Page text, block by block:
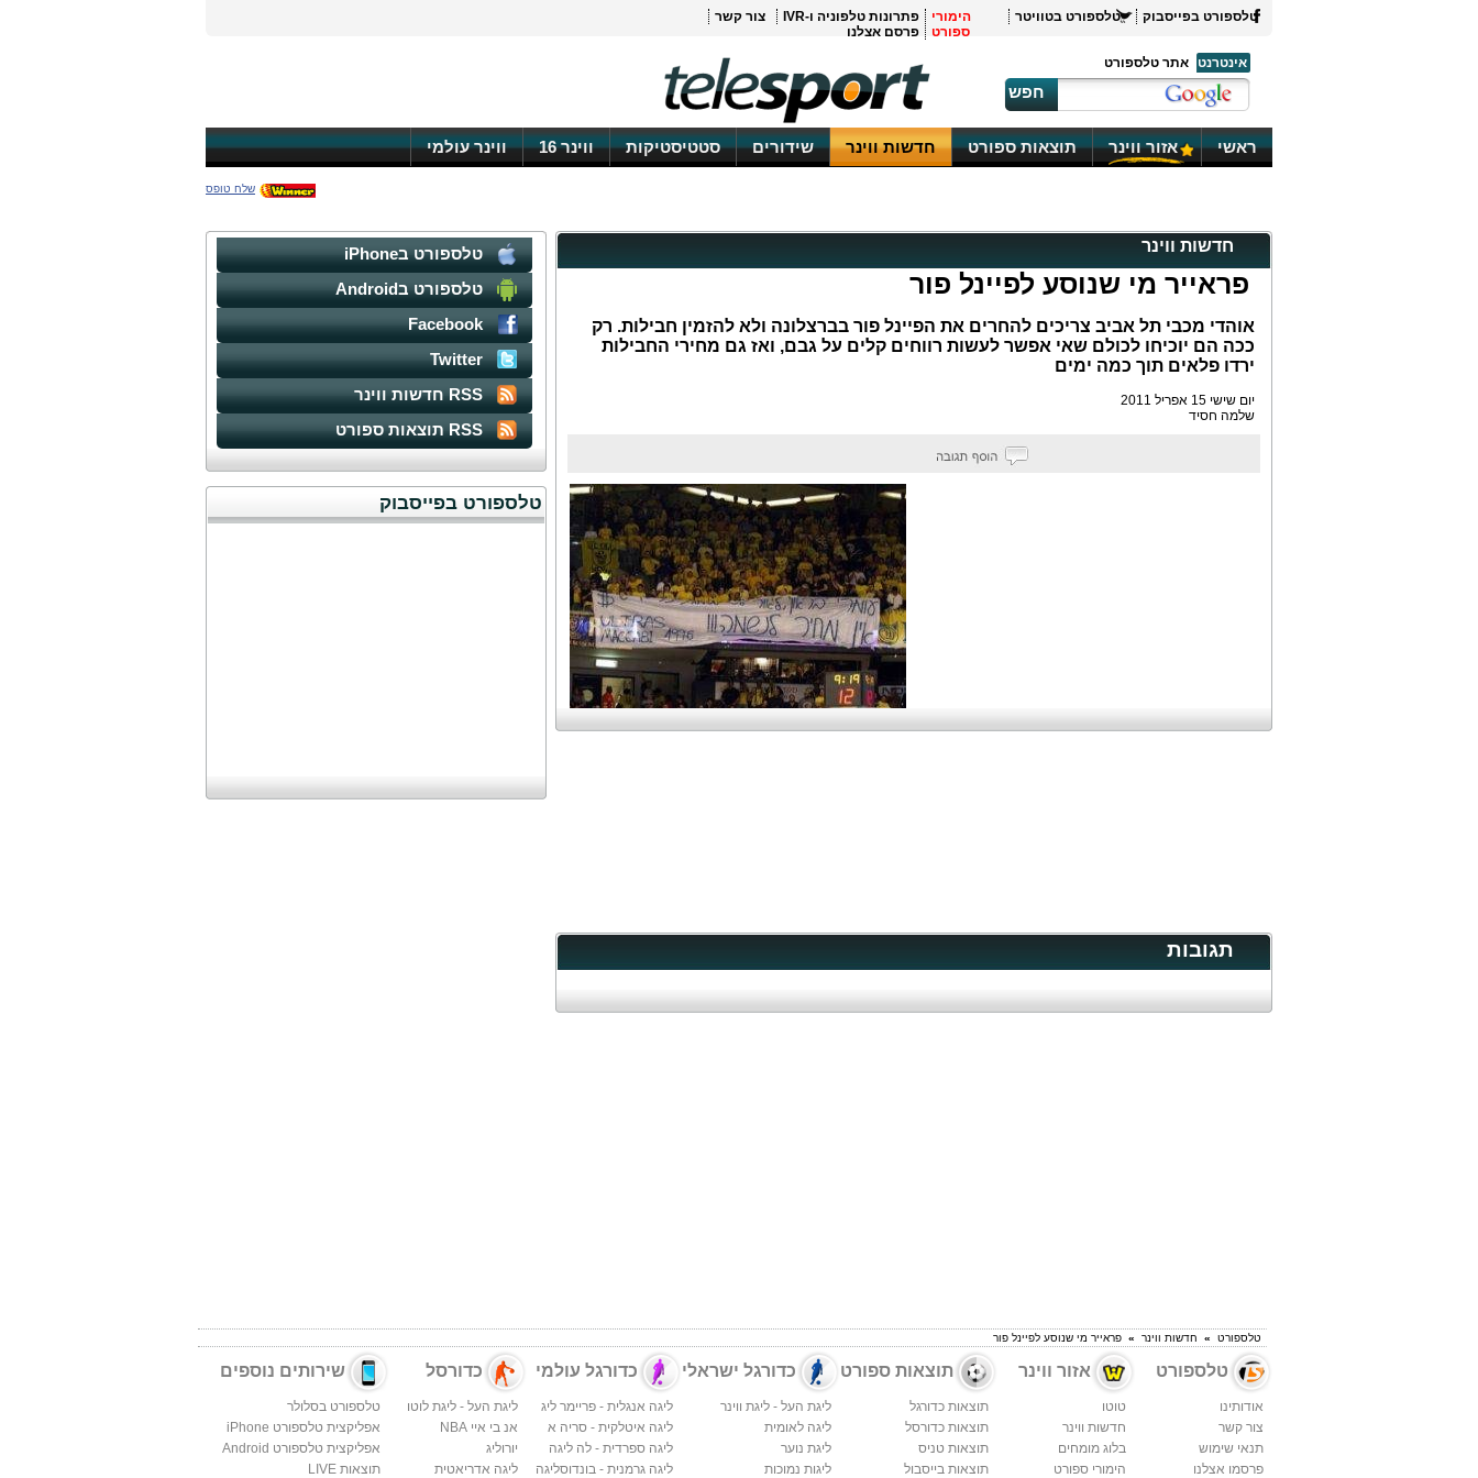
טלספורט בפייסבוק טלספורט בטוויטר
הימורי
ספורט
פתרונות טלפוניה ו-IVR
צור קשר
פרסם אצלנו
אינטרנט
אתר טלספורט
חפש
ראשי אזור ווינר תוצאות ספורט חדשות ווינר שידורים סטטיסטיקות ווינר 16 ווינר עולמי
שלח טופס
חדשות ווינר
פראייר מי שנוסע לפיינל פור
אוהדי מכבי תל אביב צריכים להחרים את הפיינל פור בברצלונה ולא להזמין חבילות. רק
ככה הם יוכיחו לכולם שאי אפשר לעשות רווחים קלים על גבם, ואז גם מחירי החבילות
ירדו פלאים תוך כמה ימים
יום שישי 15 אפריל 2011
שלמה חסיד
תגובות
טלספורט בiPhone
טלספורט בAndroid
Facebook
Twitter
RSS חדשות ווינר
RSS תוצאות ספורט
טלספורט בפייסבוק
טלספורט » חדשות ווינר » פראייר מי שנוסע לפיינל פור
טלספורט
אודותינו
צור קשר
תנאי שימוש
פרסמו אצלנו
אזור ווינר
טוטו
חדשות ווינר
בלוג מומחים
הימורי ספורט
תוצאות ספורט
תוצאות כדורגל
תוצאות כדורסל
תוצאות טניס
תוצאות בייסבול
כדורגל ישראלי
ליגת העל - ליגת ווינר
ליגה לאומית
ליגת נוער
ליגות נמוכות
כדורגל עולמי
ליגה אנגלית - פריימר ליג
ליגה איטלקית - סריה א
ליגה ספרדית - לה ליגה
ליגה גרמנית - בונדוסליגה
כדורסל
ליגת העל - ליגת לוטו
אנ בי איי NBA
יורוליג
ליגה אדריאטית
שירותים נוספים
טלספורט בסלולר
אפליקצית טלספורט iPhone
אפליקצית טלספורט Android
תוצאות LIVE